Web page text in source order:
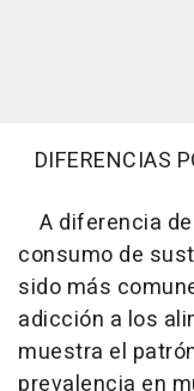
DIFERENCIAS
A diferencia
consumo de
sido más
adicción a los
muestra el